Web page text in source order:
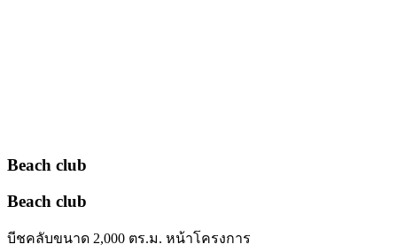
Beach club
Beach club
บีชคลับขนาด 2,000 ตร.ม. หน้าโครงการ